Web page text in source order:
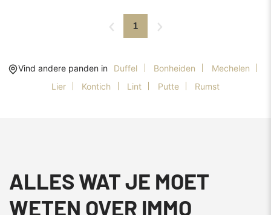
1
Vind andere panden in Duffel Bonheiden
Mechelen
Lier
Kontich Lint Putte Rumst
ALLES WAT JE MOET
WETEN OVER IMMO